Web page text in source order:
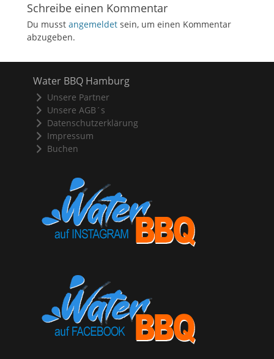
Schreibe einen Kommentar
Du musst angemeldet sein, um einen Kommentar
abzugeben.
Water BBQ Hamburg
Unsere Partner
Unsere AGB´s
Datenschutzerklärung
Impressum
Buchen